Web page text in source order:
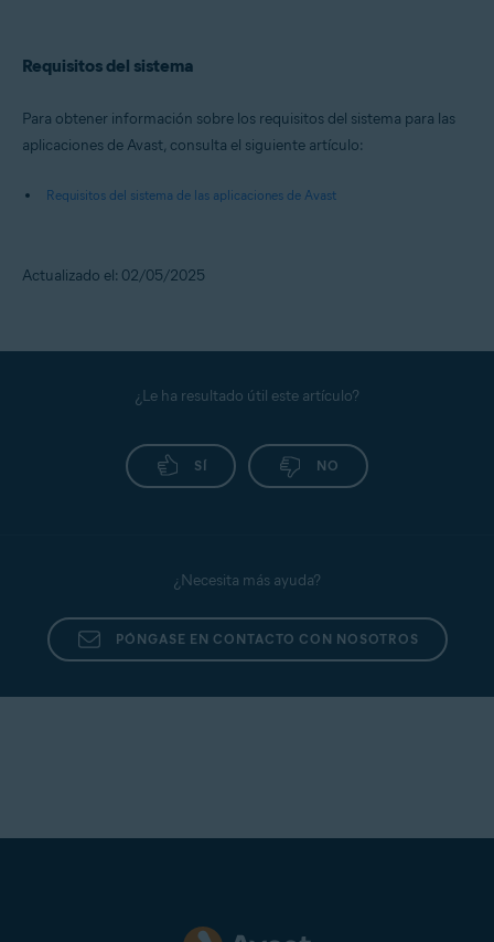
Requisitos del sistema
Para obtener información sobre los requisitos del sistema para las
aplicaciones de Avast, consulta el siguiente artículo:
Requisitos del sistema de las aplicaciones de Avast
Actualizado el: 02/05/2025
¿Le ha resultado útil este artículo?
SÍ NO
¿Necesita más ayuda?
PÓNGASE EN CONTACTO CON NOSOTROS